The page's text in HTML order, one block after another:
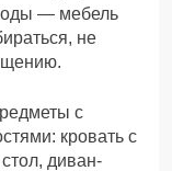
— мебель
не
с
кровать с
диван-